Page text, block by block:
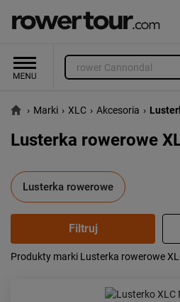
› Marki › XLC › Akcesoria ›
Lusterka rowerowe
Lusterka rowerowe
Popularność:
Produkty marki Lusterka rowerowe